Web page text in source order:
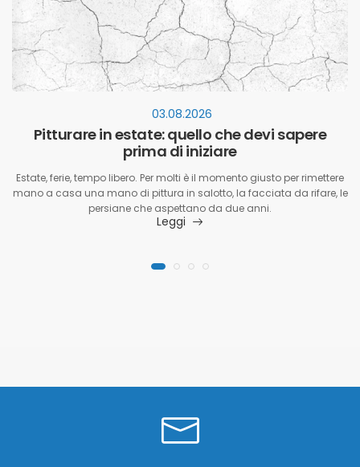
03.08.2026
Pitturare in estate: quello che devi sapere
prima di iniziare
Estate, ferie, tempo libero. Per molti è il momento giusto per rimettere
mano a casa una mano di pittura in salotto, la facciata da rifare, le
persiane che aspettano da due anni.
Leggi